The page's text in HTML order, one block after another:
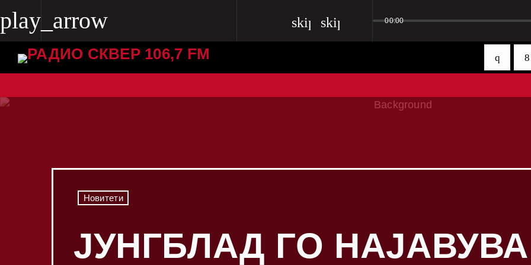
play_arrow skip_previous
skip_next 00:00
play_arrowRadio Skver 106.7 FM
Новитети
ЈУНГБЛАД ГО